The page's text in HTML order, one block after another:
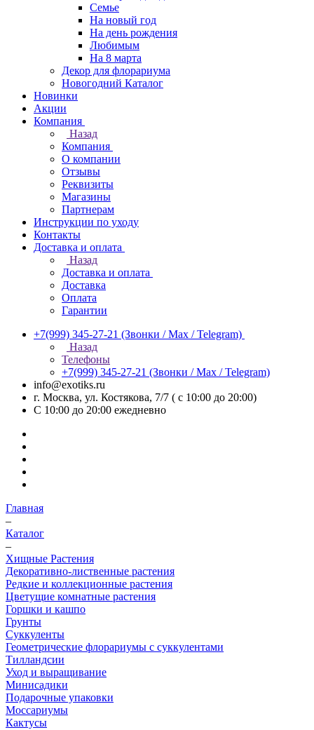
Семье
На новый год
На день рождения
Любимым
На 8 марта
Декор для флорариума
Новогодний Каталог
Новинки
Акции
Компания
Назад
Компания
О компании
Отзывы
Реквизиты
Магазины
Партнерам
Инструкции по уходу
Контакты
Доставка и оплата
Назад
Доставка и оплата
Доставка
Оплата
Гарантии
+7(999) 345-27-21 (Звонки / Max / Telegram)
Назад
Телефоны
+7(999) 345-27-21 (Звонки / Max / Telegram)
info@exotiks.ru
г. Москва, ул. Костякова, 7/7 ( с 10:00 до 20:00)
С 10:00 до 20:00 ежедневно
Главная
–
Каталог
–
Хищные Растения
Декоративно-лиственные растения
Редкие и коллекционные растения
Цветущие комнатные растения
Горшки и кашпо
Грунты
Суккуленты
Геометрические флорариумы с суккулентами
Тилландсии
Уход и выращивание
Минисадики
Подарочные упаковки
Моссариумы
Кактусы